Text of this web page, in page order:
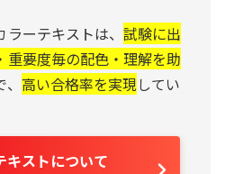
ーテキストは、 試験に出
重要度毎の配色・理解を助
高い合格率を実現 してい
キストについて